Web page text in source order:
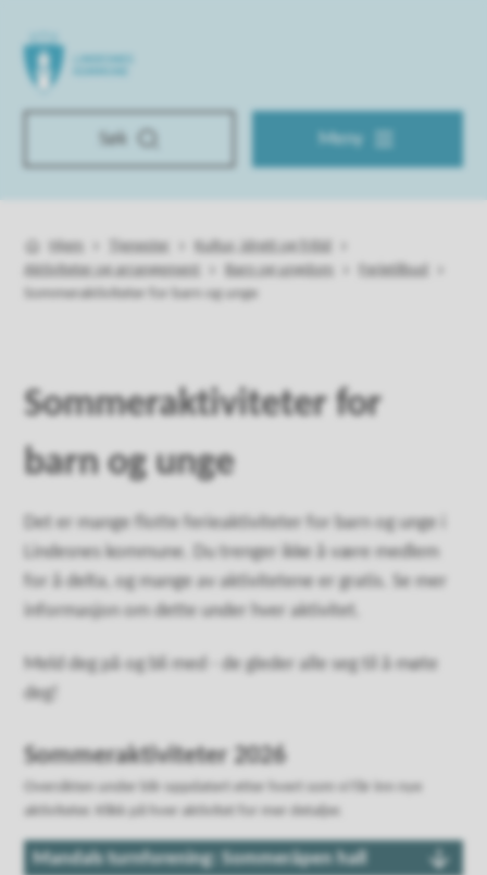
Lindesnes kommune
Søk Meny
Hjem Tjenester
Kultur, idrett og fritid
Aktiviteter og arrangement
Barn og ungdom
Ferietilbud
Sommeraktiviteter for barn og unge
Sommeraktiviteter for
barn og unge
Det er mange flotte ferieaktiviteter for barn og unge i
Lindesnes kommune. Du trenger ikke å være medlem
for å delta, og mange av aktivitetene er gratis. Se mer
informasjon om dette under hver aktivitet.
Meld deg på og bli med - de gleder alle seg til å møte
deg!
Sommeraktiviteter 2026
Oversikten under blir oppdatert etter hvert som vi får inn nye
aktiviteter. Klikk på hver aktivitet for mer detaljer.
Mandals turnforening: Sommeråpen hall